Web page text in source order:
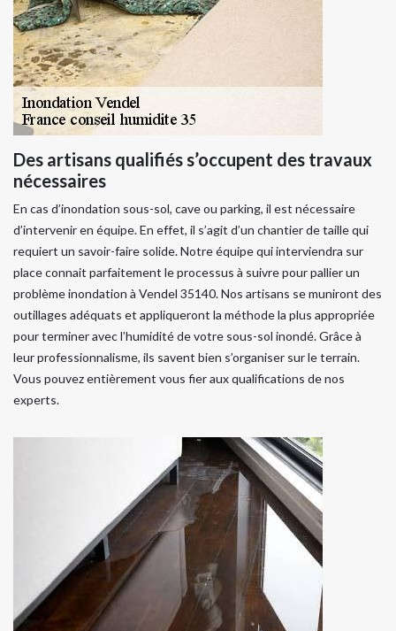
Des artisans qualifiés s’occupent des travaux
nécessaires
En cas d’inondation sous-sol, cave ou parking, il est nécessaire
d’intervenir en équipe. En effet, il s’agit d’un chantier de taille qui
requiert un savoir-faire solide. Notre équipe qui interviendra sur
place connait parfaitement le processus à suivre pour pallier un
problème inondation à Vendel 35140. Nos artisans se muniront des
outillages adéquats et appliqueront la méthode la plus appropriée
pour terminer avec l’humidité de votre sous-sol inondé. Grâce à
leur professionnalisme, ils savent bien s’organiser sur le terrain.
Vous pouvez entièrement vous fier aux qualifications de nos
experts.